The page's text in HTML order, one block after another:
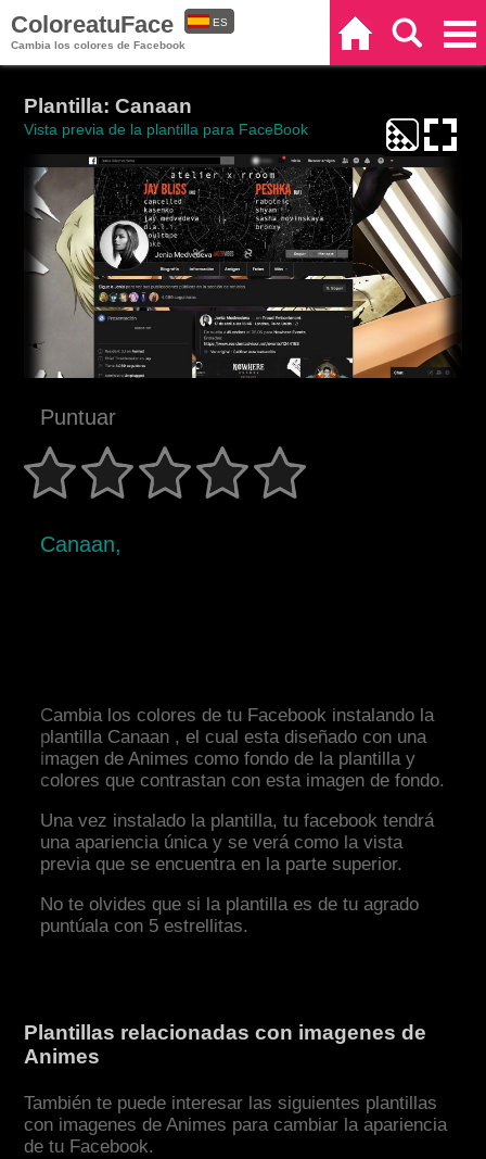
ColoreatuFace
Cambia los colores de Facebook
ES
Plantilla: Canaan
Vista previa de la plantilla para FaceBook
Puntuar
Canaan,
Cambia los colores de tu Facebook instalando la
plantilla Canaan , el cual esta diseñado con una
imagen de Animes como fondo de la plantilla y
colores que contrastan con esta imagen de fondo.
Una vez instalado la plantilla, tu facebook tendrá
una apariencia única y se verá como la vista
previa que se encuentra en la parte superior.
No te olvides que si la plantilla es de tu agrado
puntúala con 5 estrellitas.
Plantillas relacionadas con imagenes de
Animes
También te puede interesar las siguientes plantillas
con imagenes de Animes para cambiar la apariencia
de tu Facebook.